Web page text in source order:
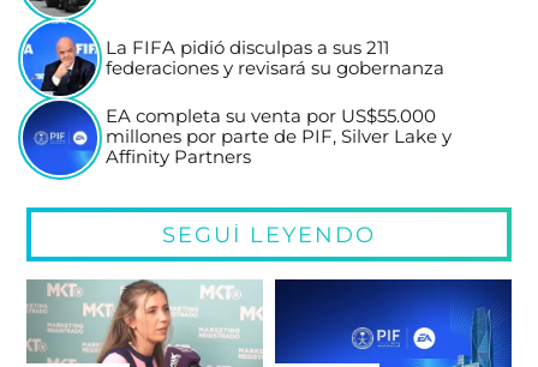
La FIFA pidió disculpas a sus 211
federaciones y revisará su gobernanza
EA completa su venta por US$55.000
millones por parte de PIF, Silver Lake y
Affinity Partners
SEGUÍ LEYENDO